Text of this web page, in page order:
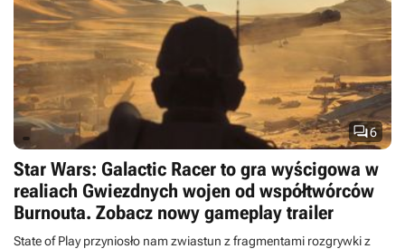
6
Star Wars: Galactic Racer to gra wyścigowa w
realiach Gwiezdnych wojen od współtwórców
Burnouta. Zobacz nowy gameplay trailer
State of Play przyniosło nam zwiastun z fragmentami rozgrywki z